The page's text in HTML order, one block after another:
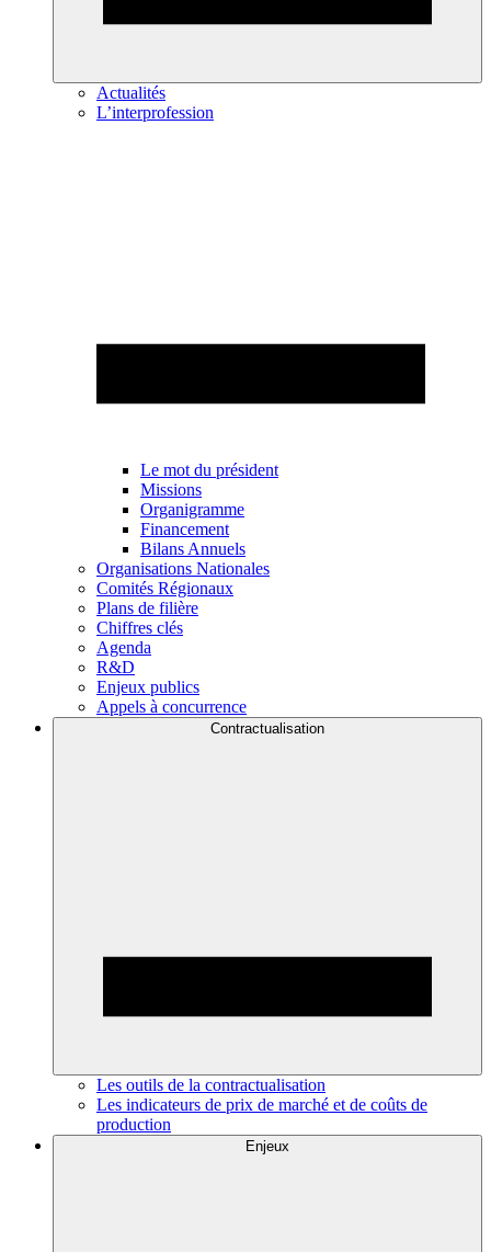
Actualités
L’interprofession
Le mot du président
Missions
Organigramme
Financement
Bilans Annuels
Organisations Nationales
Comités Régionaux
Plans de filière
Chiffres clés
Agenda
R&D
Enjeux publics
Appels à concurrence
Contractualisation
Les outils de la contractualisation
Les indicateurs de prix de marché et de coûts de
production
Enjeux